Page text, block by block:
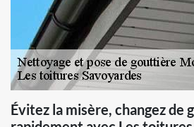
Évitez la misère, changez de